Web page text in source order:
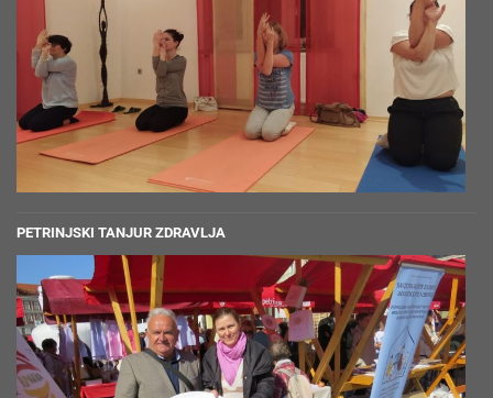
PETRINJSKI TANJUR ZDRAVLJA